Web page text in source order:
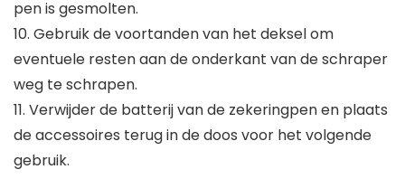
pen is gesmolten.
10. Gebruik de voortanden van het deksel om
eventuele resten aan de onderkant van de schraper
weg te schrapen.
11. Verwijder de batterij van de zekeringpen en plaats
de accessoires terug in de doos voor het volgende
gebruik.